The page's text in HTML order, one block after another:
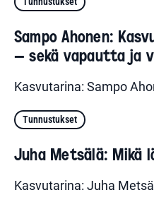
Sampo Ahonen:
– sekä vapautta ja
Kasvutarina: Sampo
Tunnustukset
Juha Metsälä: Mikä
Kasvutarina: Juha